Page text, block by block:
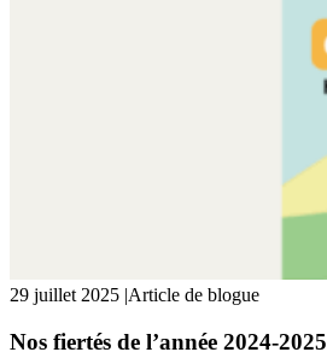
29 juillet 2025 |Article de blogue
Nos fiertés de l’année 2024-2025